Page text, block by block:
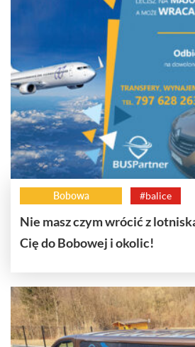
Bobowa #balice
Nie masz czym wrócić z
Cię do Bobowej i okolic!